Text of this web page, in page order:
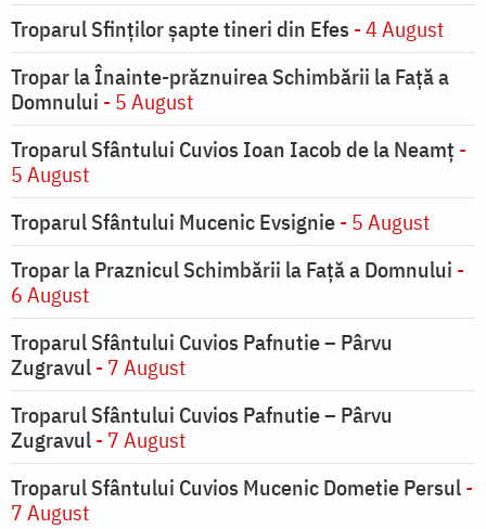
Troparul Sfinţilor şapte tineri din Efes - 4 August
Tropar la Înainte-prăznuirea Schimbării la Faţă a
Domnului - 5 August
Troparul Sfântului Cuvios Ioan Iacob de la Neamț -
5 August
Troparul Sfântului Mucenic Evsignie- 5 August
Tropar la Praznicul Schimbării la Faţă a Domnului -
6 August
Troparul Sfântului Cuvios Pafnutie – Pârvu
Zugravul- 7 August
Troparul Sfântului Cuvios Pafnutie – Pârvu
Zugravul- 7 August
Troparul Sfântului Cuvios Mucenic Dometie Persul-
7 August